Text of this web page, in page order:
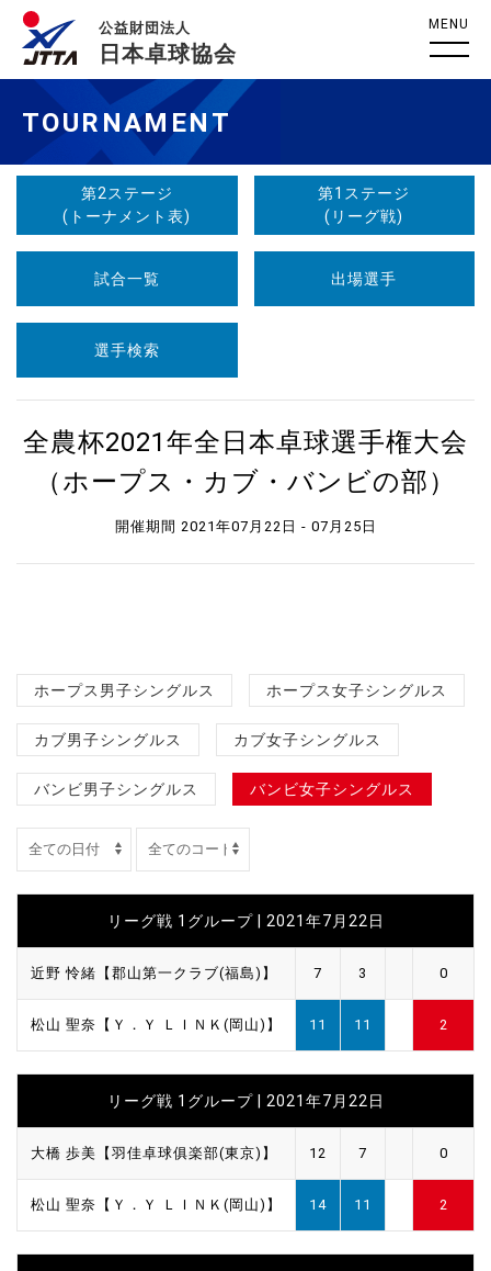
公益財団法人
日本卓球協会
MENU
TOURNAMENT
第2ステージ
(トーナメント表)
第1ステージ
(リーグ戦)
試合一覧 出場選手
選手検索
全農杯2021年全日本卓球選手権大会
（ホープス・カブ・バンビの部）
開催期間 2021年07月22日 - 07月25日
ホープス男子シングルス ホープス女子シングルス
カブ男子シングルス カブ女子シングルス
バンビ男子シングルス バンビ女子シングルス
リーグ戦 1グループ | 2021年7月22日
近野 怜緒【郡山第一クラブ(福島)】 7 3 0
松山 聖奈【Ｙ．Ｙ ＬＩＮＫ(岡山)】 11 11 2
リーグ戦 1グループ | 2021年7月22日
大橋 歩美【羽佳卓球俱楽部(東京)】 12 7 0
松山 聖奈【Ｙ．Ｙ ＬＩＮＫ(岡山)】 14 11 2